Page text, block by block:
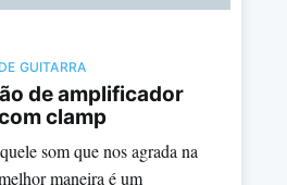
GUITARRA
de amplificador
clamp
som que nos agrada na
maneira é um